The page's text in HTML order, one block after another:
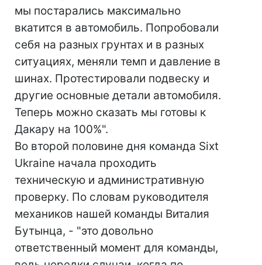
мы постарались максимально
вкатится в автомобиль. Попробовали
себя на разных грунтах и в разных
ситуациях, меняли темп и давление в
шинах. Протестировали подвеску и
другие основные детали автомобиля.
Теперь можно сказать мы готовы к
Дакару на 100%".
Во второй половине дня команда Sixt
Ukraine начала проходить
техническую и административную
проверку. По словам руководителя
механиков нашей команды Виталия
Бутынца, - "это довольно
ответственный момент для команды,